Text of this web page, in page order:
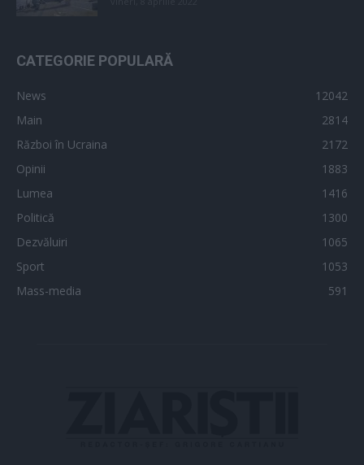
CATEGORIE POPULARĂ
News
12042
Main
2814
Război în Ucraina
2172
Opinii
1883
Lumea
1416
Politică
1300
Dezvăluiri
1065
Sport
1053
Mass-media
591